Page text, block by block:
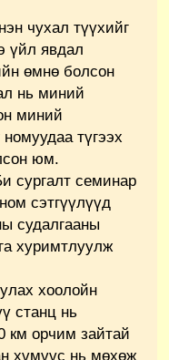
чухал түүхийг
үйл явдал
өмнө болсон
нь миний
миний
түгээх
юм.
сургалт семинар
сэтгүүлүүд
судалгааны
хуримтлуулж
хоолойн
станц нь
км орчим зайтай
хүмүүс нь мөхөж